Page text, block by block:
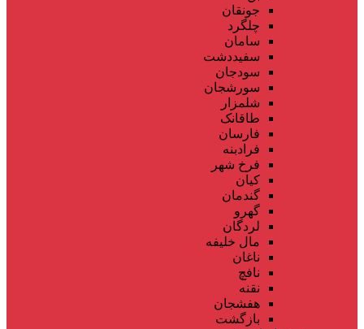
جونقان
چلگرد
سامان
سفیددشت
سودجان
سورشجان
شلمزار
طاقانک
فارسان
فرادبنه
فرخ شهر
کیان
گندمان
گهرو
لردگان
مال خلیفه
ناغان
نافچ
نقنه
هفشجان
بازگشت